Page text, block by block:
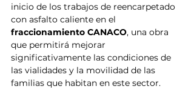
inicio de los trabajos de reencarpetado
con asfalto caliente en el
fraccionamiento CANACO, una obra
que permitirá mejorar
significativamente las condiciones de
las vialidades y la movilidad de las
familias que habitan en este sector.